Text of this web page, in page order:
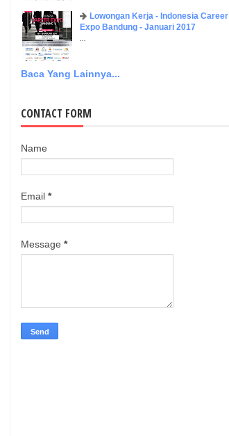
Lowongan Kerja - Indonesia Career
Expo Bandung - Januari 2017
...
Baca Yang Lainnya...
CONTACT FORM
Name
Email *
Message *